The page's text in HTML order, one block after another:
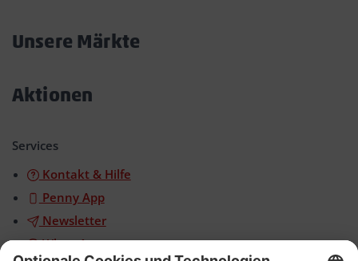
Unsere Märkte
Aktionen
Services
Kontakt & Hilfe
Penny App
Newsletter
WhatsApp